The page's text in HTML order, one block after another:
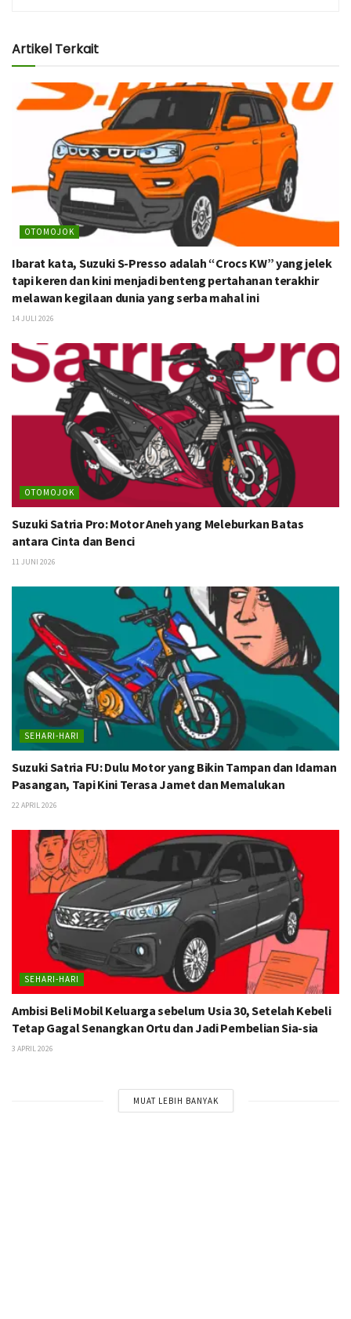
Artikel Terkait
OTOMOJOK
Ibarat kata, Suzuki S-Presso adalah “Crocs KW” yang jelek
tapi keren dan kini menjadi benteng pertahanan terakhir
melawan kegilaan dunia yang serba mahal ini
14 JULI 2026
OTOMOJOK
Suzuki Satria Pro: Motor Aneh yang Meleburkan Batas
antara Cinta dan Benci
11 JUNI 2026
SEHARI-HARI
Suzuki Satria FU: Dulu Motor yang Bikin Tampan dan Idaman
Pasangan, Tapi Kini Terasa Jamet dan Memalukan
22 APRIL 2026
SEHARI-HARI
Ambisi Beli Mobil Keluarga sebelum Usia 30, Setelah Kebeli
Tetap Gagal Senangkan Ortu dan Jadi Pembelian Sia-sia
3 APRIL 2026
MUAT LEBIH BANYAK